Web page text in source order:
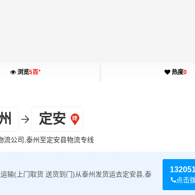
浏览5百+ 热度0
定安
流公司,泰州至定安县物流专线
点击
输(上门取货 送货到门)从泰州发货运去定安县,泰